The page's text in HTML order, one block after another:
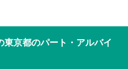
東京都のパート・アルバイ